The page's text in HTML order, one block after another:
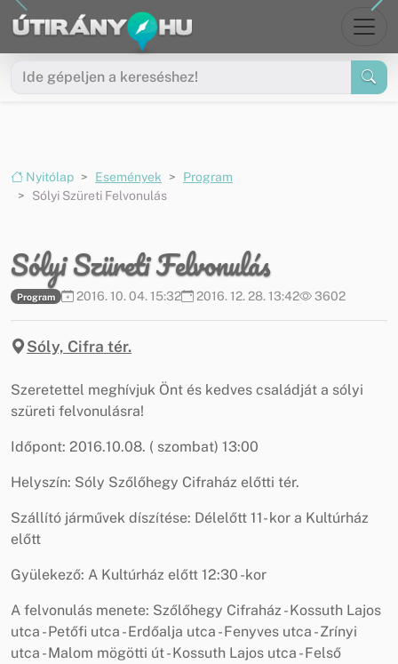
Ugrás a menüre
Ugrás a tartalomra
Nyitólap Események
Program
Sólyi Szüreti Felvonulás
Sólyi Szüreti Felvonulás
Program 2016. 10. 04. 15:32 2016. 12. 28. 13:42 3602
Sóly, Cifra tér.
Szeretettel meghívjuk Önt és kedves családját a sólyi
szüreti felvonulásra!
Időpont: 2016.10.08. ( szombat) 13:00
Helyszín: Sóly Szőlőhegy Cifraház előtti tér.
Szállító járművek díszítése: Délelőtt 11- kor a Kultúrház
előtt
Gyülekező: A Kultúrház előtt 12:30 -kor
A felvonulás menete: Szőlőhegy Cifraház - Kossuth Lajos
utca - Petőfi utca - Erdőalja utca - Fenyves utca - Zrínyi
utca - Malom mögötti út - Kossuth Lajos utca - Felső